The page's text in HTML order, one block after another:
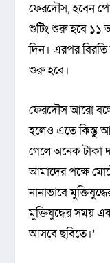
ফেরদৌস, হবেন
শুটিং শুরু হবে ১১
দিন। এরপর বিরতি
শুরু হবে।
ফেরদৌস আরো বলেন,
হলেও এতে কিন্তু
গেলে অনেক টাকা
আমাদের পক্ষে
নানাভাবে
মুক্তিযুদ্ধের সময়
আসবে ছবিতে।’